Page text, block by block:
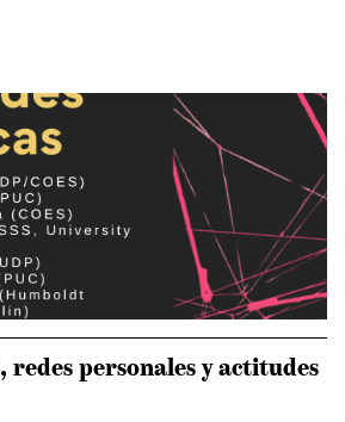
redes personales y actitudes